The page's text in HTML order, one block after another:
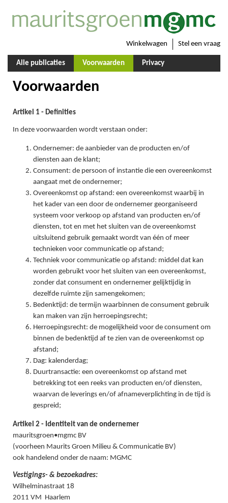
Winkelwagen Stel een vraag
Alle publicaties Voorwaarden Privacy
Voorwaarden
Artikel 1 - Definities
In deze voorwaarden wordt verstaan onder:
Ondernemer: de aanbieder van de producten en/of
diensten aan de klant;
Consument: de persoon of instantie die een overeenkomst
aangaat met de ondernemer;
Overeenkomst op afstand: een overeenkomst waarbij in
het kader van een door de ondernemer georganiseerd
systeem voor verkoop op afstand van producten en/of
diensten, tot en met het sluiten van de overeenkomst
uitsluitend gebruik gemaakt wordt van één of meer
technieken voor communicatie op afstand;
Techniek voor communicatie op afstand: middel dat kan
worden gebruikt voor het sluiten van een overeenkomst,
zonder dat consument en ondernemer gelijktijdig in
dezelfde ruimte zijn samengekomen;
Bedenktijd: de termijn waarbinnen de consument gebruik
kan maken van zijn herroepingsrecht;
Herroepingsrecht: de mogelijkheid voor de consument om
binnen de bedenktijd af te zien van de overeenkomst op
afstand;
Dag: kalenderdag;
Duurtransactie: een overeenkomst op afstand met
betrekking tot een reeks van producten en/of diensten,
waarvan de leverings en/of afnameverplichting in de tijd is
gespreid;
Artikel 2 - Identiteit van de ondernemer
mauritsgroen•mgmc BV
(voorheen Maurits Groen Milieu & Communicatie BV)
ook handelend onder de naam: MGMC
Vestigings- & bezoekadres:
Wilhelminastraat 18
2011 VM Haarlem